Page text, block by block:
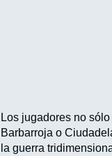
Los jugadores no
Barbarroja o
la guerra